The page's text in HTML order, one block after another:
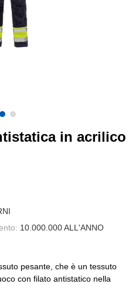
in acrilico
10.000.000 ALL'ANNO
pesante, che è un tessuto
con filato antistatico nella